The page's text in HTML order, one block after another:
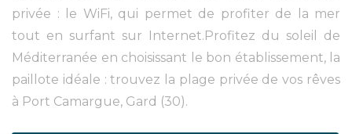
privée : le WiFi, qui permet de profiter de la mer
tout en surfant sur Internet.Profitez du soleil de
Méditerranée en choisissant le bon établissement, la
paillote idéale : trouvez la plage privée de vos rêves
à Port Camargue, Gard (30).